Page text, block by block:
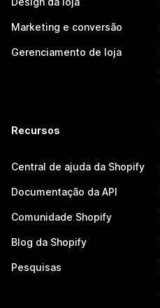
Marketing e conversão
Gerenciamento de loja
Recursos
Central de ajuda da Shopify
Documentação da API
Comunidade Shopify
Blog da Shopify
Pesquisas